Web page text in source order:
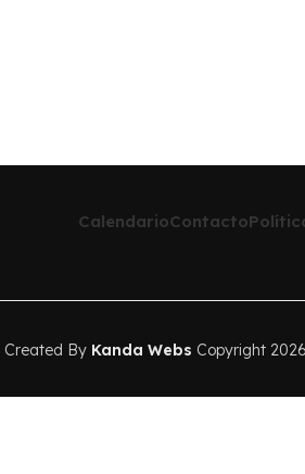
CalendarioContacto
Created By Kanda Webs Copyright 2026